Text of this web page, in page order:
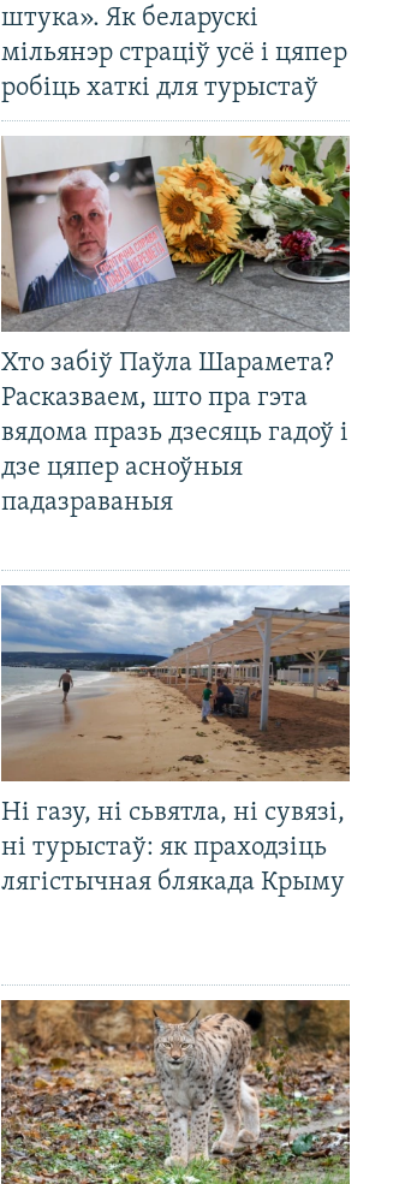
штука». Як беларускі
мільянэр страціў усё і цяпер
робіць хаткі для турыстаў
Хто забіў Паўла Шарамета?
Расказваем, што пра гэта
вядома празь дзесяць гадоў і
дзе цяпер асноўныя
падазраваныя
Ні газу, ні сьвятла, ні сувязі,
ні турыстаў: як праходзіць
лягістычная блякада Крыму